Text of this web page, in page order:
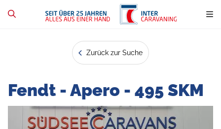
Zurück zur Suche
Fendt - Apero - 495 SKM